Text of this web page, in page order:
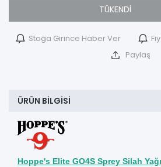
TÜKENDİ
Stoğa Girince Haber Ver
Paylaş
ÜRÜN BILGISI
Hoppe's Elite GO4S Sprey Silah